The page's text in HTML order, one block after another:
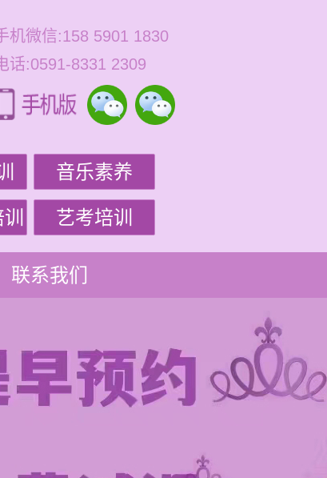
机微信:158 5901 1830
话:0591-8331 2309
音乐素养
艺考培训
联系我们